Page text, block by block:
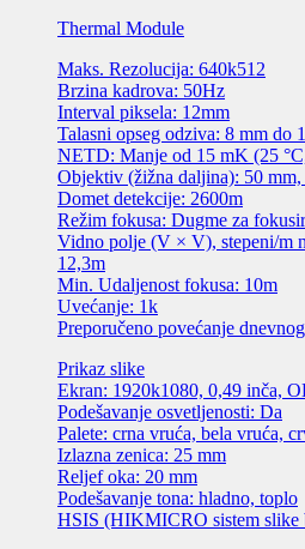
Thermal Module
Maks. Rezolucija: 640k512
Brzina kadrova: 50Hz
Interval piksela: 12mm
Talasni opseg odziva: 8 mm do
NETD: Manje od 15 mK (25
Objektiv (žižna daljina): 50 mm,
Domet detekcije: 2600m
Režim fokusa: Dugme za
Vidno polje (V × V), stepeni/m
12,3m
Min. Udaljenost fokusa: 10m
Uvećanje: 1k
Preporučeno povećanje
Prikaz slike
Ekran: 1920k1080, 0,49 inča,
Podešavanje osvetljenosti: Da
Palete: crna vruća, bela vruća,
Izlazna zenica: 25 mm
Reljef oka: 20 mm
Podešavanje tona: hladno, toplo
HSIS (HIKMICRO sistem slike